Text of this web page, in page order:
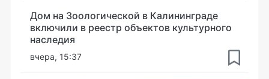
Дом на Зоологической в Калининграде
включили в реестр объектов культурного
наследия
вчера, 15:37